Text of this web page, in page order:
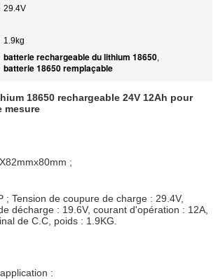
29.4V
1.9kg
batterie rechargeable du lithium 18650,
batterie 18650 remplaçable
18650 rechargeable 24V 12Ah pour
mesure
;
; Tension de coupure de charge : 29.4V,
décharge : 19.6V, courant d'opération : 12A,
de C.C, poids : 1.9KG.
: